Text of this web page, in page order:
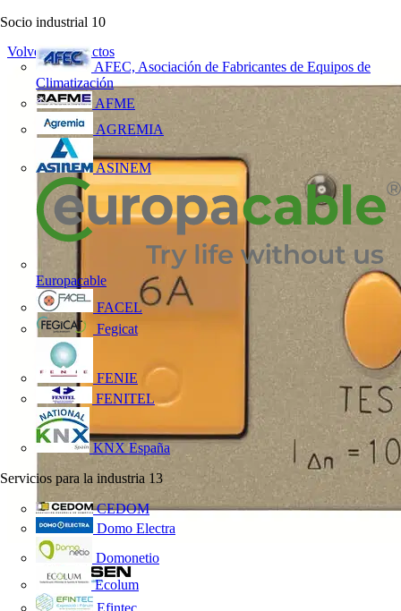
Socio industrial 10
AFEC, Asociación de Fabricantes de Equipos de
Climatización
AFME
AGREMIA
ASINEM
Europacable
FACEL
Fegicat
FENIE
FENITEL
KNX España
Servicios para la industria 13
CEDOM
Domo Electra
Domonetio
Ecolum
Efintec
Volver a Productos